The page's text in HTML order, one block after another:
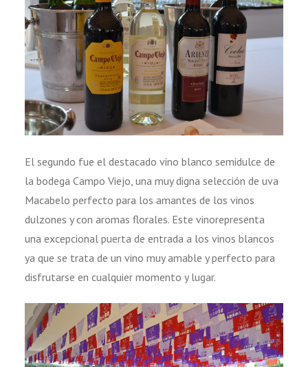
El segundo fue el destacado vino blanco semidulce de
la bodega Campo Viejo, una muy digna selección de uva
Macabelo perfecto para los amantes de los vinos
dulzones y con aromas florales. Este vinorepresenta
una excepcional puerta de entrada a los vinos blancos
ya que se trata de un vino muy amable y perfecto para
disfrutarse en cualquier momento y lugar.